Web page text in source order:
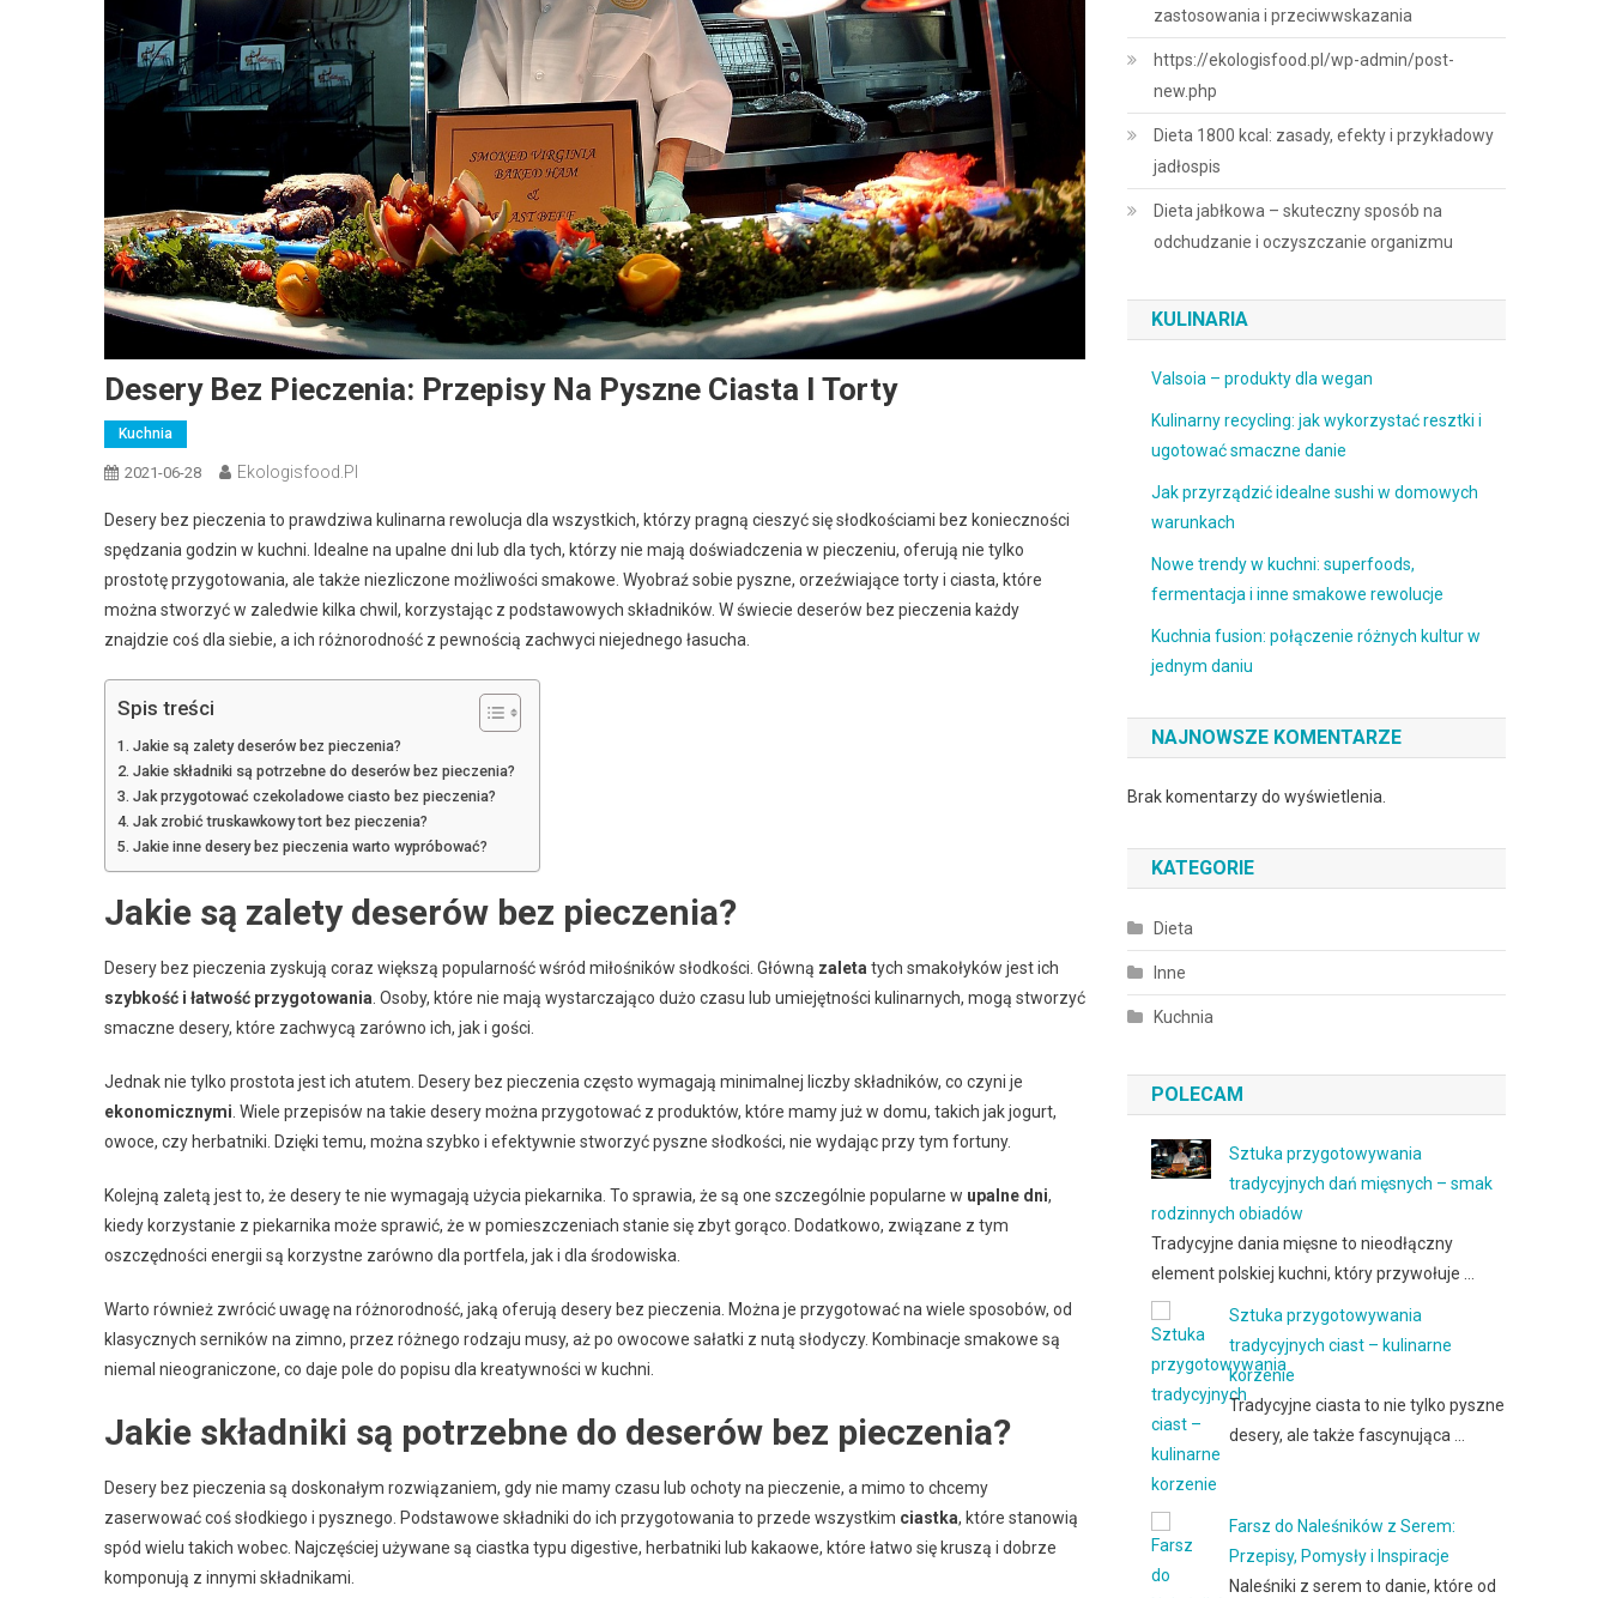
Desery Bez Pieczenia: Przepisy Na Pyszne Ciasta I Torty
Kuchnia
2021-06-28 Ekologisfood.pl
Desery bez pieczenia to prawdziwa kulinarna rewolucja dla wszystkich, którzy pragną cieszyć się słodkościami bez konieczności
spędzania godzin w kuchni. Idealne na upalne dni lub dla tych, którzy nie mają doświadczenia w pieczeniu, oferują nie tylko
prostotę przygotowania, ale także niezliczone możliwości smakowe. Wyobraź sobie pyszne, orzeźwiające torty i ciasta, które
można stworzyć w zaledwie kilka chwil, korzystając z podstawowych składników. W świecie deserów bez pieczenia każdy
znajdzie coś dla siebie, a ich różnorodność z pewnością zachwyci niejednego łasucha.
Spis treści
Jakie są zalety deserów bez pieczenia?
Jakie składniki są potrzebne do deserów bez pieczenia?
Jak przygotować czekoladowe ciasto bez pieczenia?
Jak zrobić truskawkowy tort bez pieczenia?
Jakie inne desery bez pieczenia warto wypróbować?
Jakie są zalety deserów bez pieczenia?
Desery bez pieczenia zyskują coraz większą popularność wśród miłośników słodkości. Główną zaleta tych smakołyków jest ich
szybkość i łatwość przygotowania . Osoby, które nie mają wystarczająco dużo czasu lub umiejętności kulinarnych, mogą stworzyć
smaczne desery, które zachwycą zarówno ich, jak i gości.
Jednak nie tylko prostota jest ich atutem. Desery bez pieczenia często wymagają minimalnej liczby składników, co czyni je
ekonomicznymi . Wiele przepisów na takie desery można przygotować z produktów, które mamy już w domu, takich jak jogurt,
owoce, czy herbatniki. Dzięki temu, można szybko i efektywnie stworzyć pyszne słodkości, nie wydając przy tym fortuny.
Kolejną zaletą jest to, że desery te nie wymagają użycia piekarnika. To sprawia, że są one szczególnie popularne w upalne dni,
kiedy korzystanie z piekarnika może sprawić, że w pomieszczeniach stanie się zbyt gorąco. Dodatkowo, związane z tym
oszczędności energii są korzystne zarówno dla portfela, jak i dla środowiska.
Warto również zwrócić uwagę na różnorodność, jaką oferują desery bez pieczenia. Można je przygotować na wiele sposobów, od
klasycznych serników na zimno, przez różnego rodzaju musy, aż po owocowe sałatki z nutą słodyczy. Kombinacje smakowe są
niemal nieograniczone, co daje pole do popisu dla kreatywności w kuchni.
Jakie składniki są potrzebne do deserów bez pieczenia?
Desery bez pieczenia są doskonałym rozwiązaniem, gdy nie mamy czasu lub ochoty na pieczenie, a mimo to chcemy
zaserwować coś słodkiego i pysznego. Podstawowe składniki do ich przygotowania to przede wszystkim ciastka, które stanowią
spód wielu takich wobec. Najczęściej używane są ciastka typu digestive, herbatniki lub kakaowe, które łatwo się kruszą i dobrze
komponują z innymi składnikami.
zastosowania i przeciwwskazania
https://ekologisfood.pl/wp-admin/post-
new.php
Dieta 1800 kcal: zasady, efekty i przykładowy
jadłospis
Dieta jabłkowa – skuteczny sposób na
odchudzanie i oczyszczanie organizmu
KULINARIA
Valsoia – produkty dla wegan
Kulinarny recycling: jak wykorzystać resztki i
ugotować smaczne danie
Jak przyrządzić idealne sushi w domowych
warunkach
Nowe trendy w kuchni: superfoods,
fermentacja i inne smakowe rewolucje
Kuchnia fusion: połączenie różnych kultur w
jednym daniu
NAJNOWSZE KOMENTARZE
Brak komentarzy do wyświetlenia.
KATEGORIE
Dieta
Inne
Kuchnia
POLECAM
Sztuka przygotowywania
tradycyjnych dań mięsnych – smak
rodzinnych obiadów
Tradycyjne dania mięsne to nieodłączny
element polskiej kuchni, który przywołuje …
Sztuka przygotowywania
tradycyjnych ciast – kulinarne
korzenie
Tradycyjne ciasta to nie tylko pyszne
desery, ale także fascynująca …
Farsz do Naleśników z Serem:
Przepisy, Pomysły i Inspiracje
Naleśniki z serem to danie, które od